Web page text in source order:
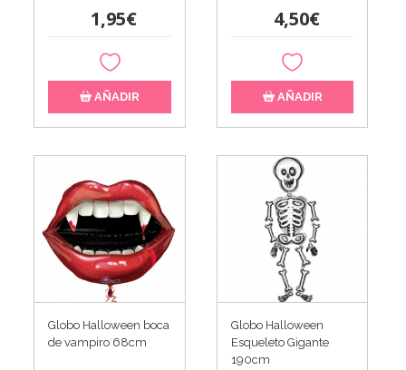
1,95€
AÑADIR
4,50€
AÑADIR
Globo Halloween boca
de vampiro 68cm
Globo Halloween
Esqueleto Gigante
190cm